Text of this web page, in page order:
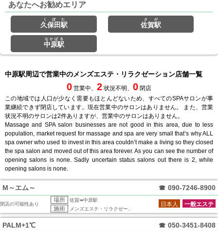
あなたへお勧めエリア
久保田駅
くぼた
佐賀駅
さが
中原駅
なかばる
中原駅周辺で営業中のメンズエステ・リラクゼーション店舗一覧
0 営業中、 2 状況不明、 0 閉店
この地域では人口が少なく需要もほとんどないため、すべてのSPAサロンが事
業継続できず閉店しています。現在営業中のサロンはありません。 また、営業
状況不明のサロンは2件ありますが、営業中のサロンはありません。
Massage and SPA salon businesses are not good in this area, due to less
population, market request for massage and spa are very small that’s why ALL
spa owner who used to invest in this area couldn’t make a living so they closed
the spa salon and moved out of this area forever. As you can see the number of
opening salons is none. Sadly uncertain status salons out there is 2, while
opening salons is none.
M～エム～ ☎ 090-7246-8900
閉店の可能性あり
場所 佐賀➠中原駅
施術 メンズエステ・リラクゼー..
一般エステ
日本人
PALM+1℃ ☎ 050-3451-8408